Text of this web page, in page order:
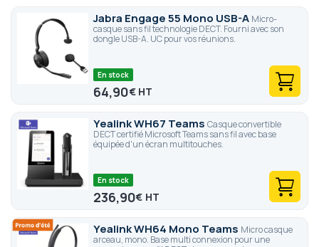
Jabra Engage 55 Mono USB-A Micro-
casque sans fil technologie DECT. Fourni avec son
dongle USB-A. UC pour vos réunions.
En stock
64,90€
Yealink WH67 Teams Casque convertible
DECT certifié Microsoft Teams sans fil avec base
équipée d'un écran multitouches.
En stock
236,90€
Yealink WH64 Mono Teams Micro casque
arceau, mono. Base multi connexion pour une